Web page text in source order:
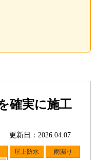
確実に施工
更新日：2026.04.07
屋上防水 雨漏り